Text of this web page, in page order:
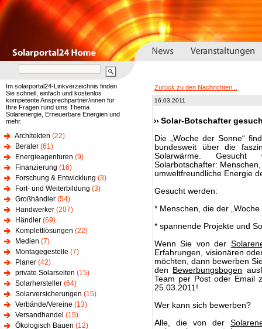
Im solarportal24-Linkverzeichnis finden
Sie schnell, einfach und kostenlos
kompetente Ansprechpartner/innen für
Ihre Fragen rund ums Thema
Solarenergie, Erneuerbare Energien und
mehr.
Architekten (22)
Berater (61)
Energieagenturen (9)
Finanzierung (16)
Forschung & Entwicklung (3)
Fort- und Weiterbildung (3)
Großhändler (54)
Handwerker (207)
Händler (69)
Komplettlösungen (22)
Medien (7)
Montagegestelle (7)
Planer (42)
private Solarseiten (15)
Solarhersteller (64)
Solarversicherungen (15)
Verbände/Vereine (13)
Versandhandel (15)
Ökologisch Bauen (12)
Zurück zu den Nachrichten...
16.03.2011
Solar-Botschafter
Die „Woche der Sonne“
bundesweit über die
Solarwärme. Gesucht
Solarbotschafter:
umweltfreundliche Energie
Gesucht werden:
* Menschen, die der
* spannende Projekte und
Wenn Sie von der
Erfahrungen, visionären
möchten, dann bewerben
den
Bewerbungsbogen
Team per Post oder Email
25.03.2011!
Wer kann sich bewerben?
Alle, die von der